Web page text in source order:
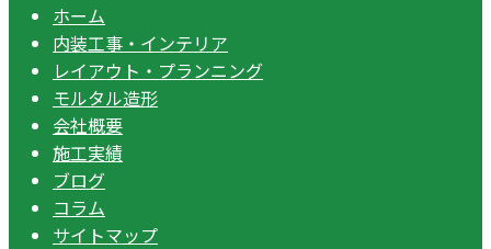
ホーム
内装工事・インテリア
レイアウト・プランニング
モルタル造形
会社概要
施工実績
ブログ
コラム
サイトマップ